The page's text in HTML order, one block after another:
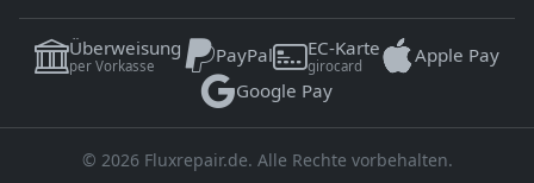
Überweisung
per Vorkasse PayPal EC-Karte
girocard
Apple Pay
Google Pay
© 2026 Fluxrepair.de. Alle Rechte vorbehalten.